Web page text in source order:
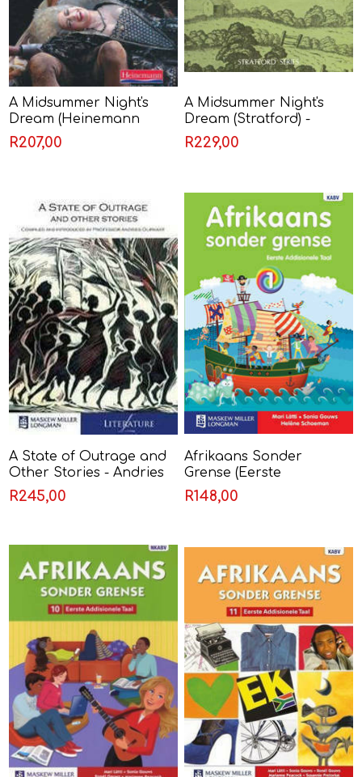
A Midsummer Night's
Dream (Heinemann
Shakespeare) -
Shakespeare
R207,00
A Midsummer Night's
Dream (Stratford) -
Shakespeare
R229,00
A State of Outrage and
Other Stories - Andries
Oliphant
R245,00
Afrikaans Sonder
Grense (Eerste
Addisionele Taal) Graad 1
Leerderboek
R148,00